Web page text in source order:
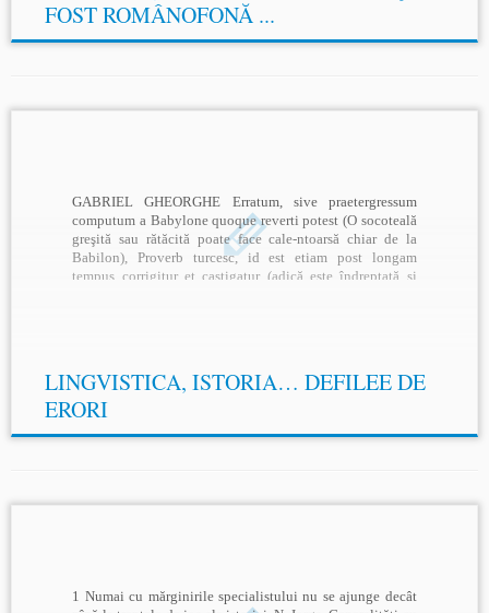
FOST ROMÂNOFONĂ ...
GABRIEL GHEORGHE Erratum, sive praetergressum
computum a Babylone quoque reverti potest (O socoteală
greşită sau rătăcită poate face cale-ntoarsă chiar de la
Babilon), Proverb turcesc, id est etiam post longam
tempus corrigitur et castigatur (adică este îndreptată şi
LINGVISTICA, ISTORIA… DEFILEE DE
ERORI
1 Numai cu mărginirile specialistului nu se ajunge decât